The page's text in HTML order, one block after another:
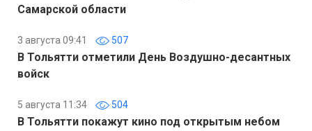
Самарской области
3 августа 09:41 507
В Тольятти отметили День Воздушно-десантных
войск
5 августа 11:34 504
В Тольятти покажут кино под открытым небом